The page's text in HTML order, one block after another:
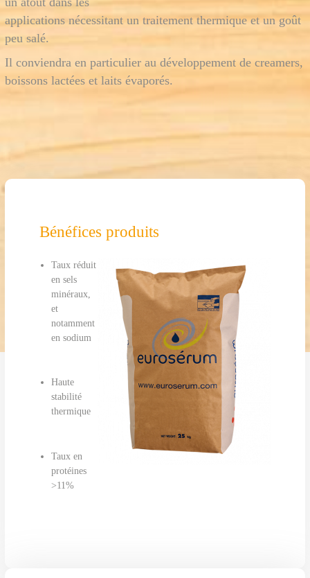
applications nécessitant un traitement thermique et un goût
peu salé.
Il conviendra en particulier au développement de creamers,
boissons lactées et laits évaporés.
Bénéfices produits
Taux réduit
en sels
minéraux,
et
notamment
en sodium
Haute
stabilité
thermique
Taux en
protéines
>11%